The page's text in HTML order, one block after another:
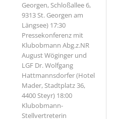
Georgen, Schloßallee 6,
9313 St. Georgen am
Längsee) 17:30
Pressekonferenz mit
Klubobmann Abg.z.NR
August Wöginger und
LGF Dr. Wolfgang
Hattmannsdorfer (Hotel
Mader, Stadtplatz 36,
4400 Steyr) 18:00
Klubobmann-
Stellvertreterin